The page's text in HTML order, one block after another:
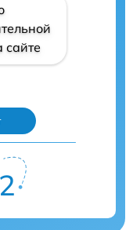
сайте